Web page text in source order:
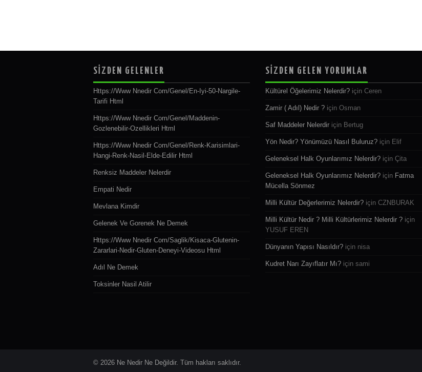
SİZDEN GELENLER
Https://www Nnedir Com/genel/en-Iyi-50-Nargile-
Tarifi Html
Https://www Nnedir Com/genel/maddenin-
Gozlenebilir-Ozellikleri Html
Https://www Nnedir Com/genel/renk-Karisimlari-
Hangi-Renk-Nasil-Elde-Edilir Html
Renksiz Maddeler Nelerdir
Empati Nedir
Mevlana Kimdir
Gelenek Ve Gorenek Ne Demek
Https://www Nnedir Com/saglik/kisaca-Glutenin-
Zararlari-Nedir-Gluten-Deneyi-Videosu Html
Adıl Ne Demek
Toksinler Nasil Atilir
SİZDEN GELEN YORUMLAR
Kültürel Öğelerimiz Nelerdir? içinCeren
Zamir ( Adıl) Nedir ? içinOsman
Saf Maddeler Nelerdir için Bertug
Yön Nedir? Yönümüzü Nasıl Buluruz? için Elif
Geleneksel Halk Oyunlarımız Nelerdir? içinÇita
Geleneksel Halk Oyunlarımız Nelerdir? için Fatma
Mücella Sönmez
Milli Kültür Değerlerimiz Nelerdir? içinCZNBURAK
Milli Kültür Nedir ? Milli Kültürlerimiz Nelerdir ? için
YUSUF EREN
Dünyanın Yapısı Nasıldır? için nisa
Kudret Narı Zayıflatır Mı? içinsami
© 2026 Ne Nedir Ne Değildir. Tüm hakları saklıdır.